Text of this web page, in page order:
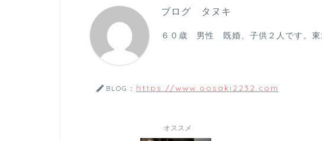
ブログ タヌキ
６０歳 男性 既婚、子供２人です。東
BLOG： https://www.oosaki2232.com
オススメ